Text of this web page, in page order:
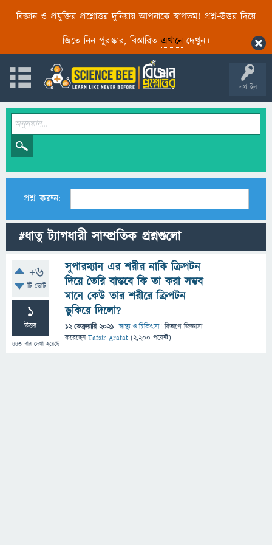
বিজ্ঞান ও প্রযুক্তির প্রশ্নোত্তর দুনিয়ায় আপনাকে স্বাগতম! প্রশ্ন-উত্তর দিয়ে
জিতে নিন পুরস্কার, বিস্তারিত এখানেদেখুন।
লগ ইন
প্রশ্ন করুন:
#ধাতু ট্যাগধারী সাম্প্রতিক প্রশ্নগুলো
+6
টি ভোট
1
উত্তর
443 বার দেখা হয়েছে
সুপারম্যান এর শরীর নাকি ক্রিপটন
দিয়ে তৈরি বাস্তবে কি তা করা সম্ভব
মানে কেউ তার শরীরে ক্রিপটন
ডুকিয়ে দিলো?
12 ফেব্রুয়ারি 2021 "স্বাস্থ্য ও চিকিৎসা" বিভাগে জিজ্ঞাসা
করেছেনTafsir Arafat (2,200 পয়েন্ট)